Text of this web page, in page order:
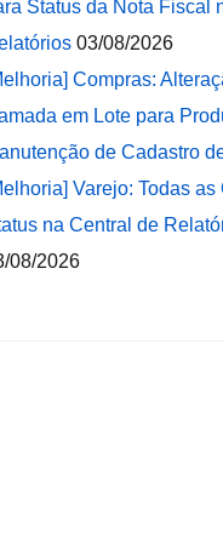
Status da Nota Fiscal
03/08/2026
Compras:
em Lote para
de Cadastro
Varejo: Todas
na Central de
08/2026